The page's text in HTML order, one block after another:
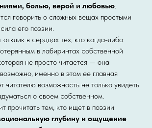
болью, верой и любовью.
говорить о сложных вещах простыми
его поэзии.
отклик в сердцах тех, кто когда-либо
в лабиринтах собственной
не просто читается — она
именно в этом ее главная
читателю возможность не только увидеть
о своем собственном.
прочитать тем, кто ищет в поэзии
глубину и ощущение